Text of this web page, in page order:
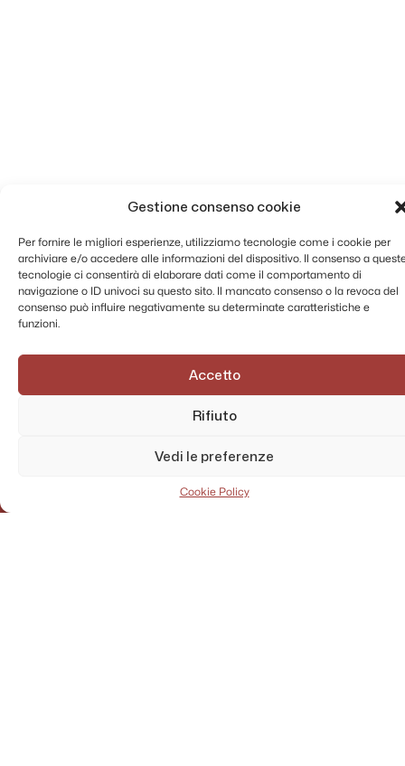
Gestione consenso cookie
Per fornire le migliori esperienze, utilizziamo tecnologie come i cookie per
archiviare e/o accedere alle informazioni del dispositivo. Il consenso a
tecnologie ci consentirà di elaborare dati come il comportamento di
navigazione o ID univoci su questo sito. Il mancato consenso o la revoca del
consenso può influire negativamente su determinate caratteristiche e
funzioni.
Accetto
Rifiuto
Vedi le preferenze
Cookie Policy